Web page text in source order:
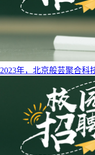
​2023年，北京般芸聚合科